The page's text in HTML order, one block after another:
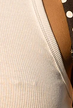
tyčinku,
rozhodnete
i ve vašemušním
na obou
vyrobená z